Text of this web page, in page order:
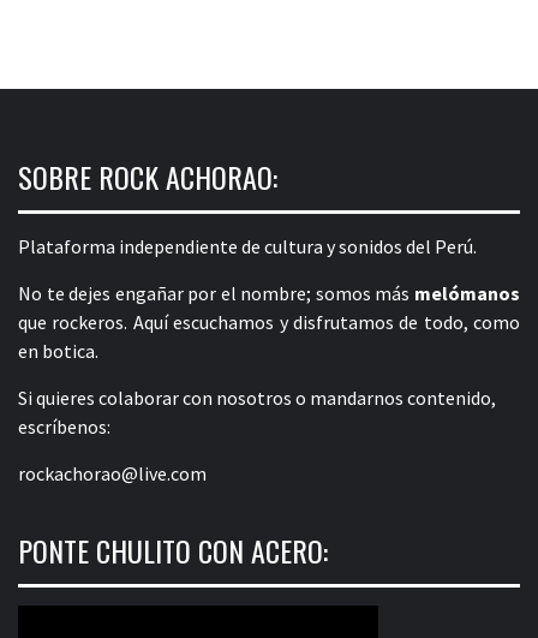
SOBRE ROCK ACHORAO:
Plataforma independiente de cultura y sonidos del Perú.
No te dejes engañar por el nombre; somos más melómanos
que rockeros. Aquí escuchamos y disfrutamos de todo, como
en botica.
Si quieres colaborar con nosotros o mandarnos contenido,
escríbenos:
rockachorao@live.com
PONTE CHULITO CON ACERO: